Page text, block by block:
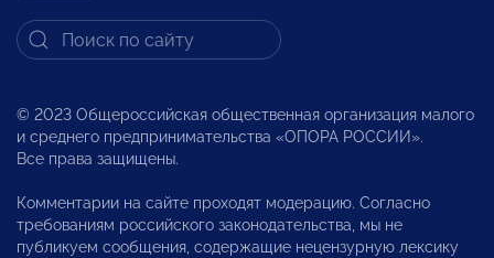
© 2023 Общероссийская общественная организация малого
и среднего предпринимательства «ОПОРА РОССИИ».
Все права защищены.
Комментарии на сайте проходят модерацию. Согласно
требованиям российского законодательства, мы не
публикуем сообщения, содержащие нецензурную лексику